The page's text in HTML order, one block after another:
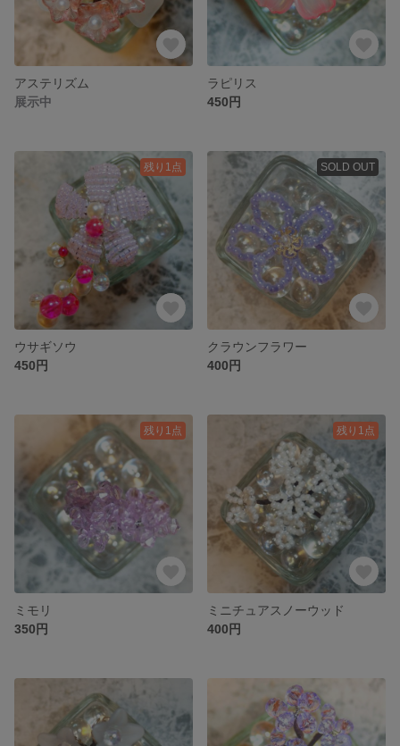
アステリズム
展示中
ラピリス
450円
残り1点
ウサギソウ
450円
SOLD OUT
クラウンフラワー
400円
残り1点
ミモリ
350円
残り1点
ミニチュアスノーウッド
400円